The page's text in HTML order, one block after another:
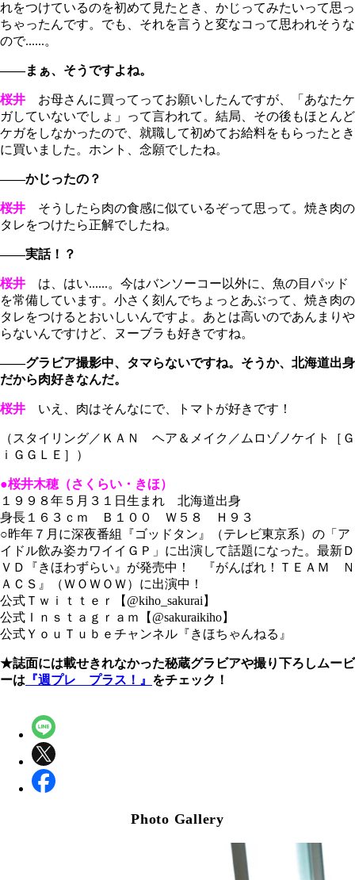
れをつけているのを初めて見たとき、かじってみたいって思っ
ちゃったんです。でも、それを言うと変なコって思われそうな
ので......。
――まぁ、そうですよね。
桜井 お母さんに買ってってお願いしたんですが、「あなたケ
ガしていないでしょ」って言われて。結局、その後もほとんど
ケガをしなかったので、就職して初めてお給料をもらったとき
に買いました。ホント、念願でしたね。
――かじったの？
桜井 そうしたら肉の食感に似ているぞって思って。焼き肉の
タレをつけたら正解でしたね。
――実話！？
桜井 は、はい......。今はバンソーコー以外に、魚の目パッド
を常備しています。小さく刻んでちょっとあぶって、焼き肉の
タレをつけるとおいしいんですよ。あとは高いのであんまりや
らないんですけど、ヌーブラも好きですね。
――グラビア撮影中、タマらないですね。そうか、北海道出身
だから肉好きなんだ。
桜井 いえ、肉はそんなにで、トマトが好きです！
（スタイリング／ＫＡＮ ヘア＆メイク／ムロゾノケイト［Ｇ
ｉＧＧＬＥ］）
●桜井木穂（さくらい・きほ）
１９９８年５月３１日生まれ 北海道出身
身長１６３ｃｍ Ｂ１００ Ｗ５８ Ｈ９３
○昨年７月に深夜番組『ゴッドタン』（テレビ東京系）の「ア
イドル飲み姿カワイイＧＰ」に出演して話題になった。最新Ｄ
ＶＤ『きほわずらい』が発売中！ 『がんばれ！ＴＥＡＭ Ｎ
ＡＣＳ』（ＷＯＷＯＷ）に出演中！
公式Ｔｗｉｔｔｅｒ【@kiho_sakurai】
公式Ｉｎｓｔａｇｒａｍ【@sakuraikiho】
公式ＹｏｕＴｕｂｅチャンネル『きほちゃんねる』
★誌面には載せきれなかった秘蔵グラビアや撮り下ろしムービ
ーは 『週プレ プラス！』 をチェック！
Photo Gallery